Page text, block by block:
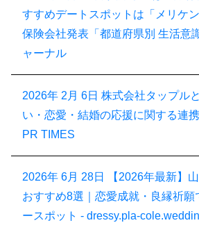
すすめデートスポットは「メリケ
保険会社発表「都道府県別 生活意
ャーナル
2026年 2月 6日 株式会社タップル
い・恋愛・結婚の応援に関する連
PR TIMES
2026年 6月 28日
【2026年最新】
おすすめ8選｜恋愛成就・良縁祈願
ースポット - dressy.pla-